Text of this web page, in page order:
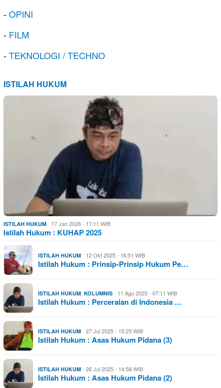
-OPINI
- FILM
-TEKNOLOGI / TECHNO
ISTILAH HUKUM
ISTILAH HUKUM 17 Jan 2026 - 17:11 WIB
Istilah Hukum : KUHAP 2025
ISTILAH HUKUM 12 Okt 2025 - 16:51 WIB
Istilah Hukum : Prinsip-Prinsip Hukum Pe…
ISTILAH HUKUM, KOLUMNIS 11 Agu 2025 - 07:11 WIB
Istilah Hukum : Perceraian di Indonesia …
ISTILAH HUKUM 27 Jul 2025 - 15:25 WIB
Istilah Hukum : Asas Hukum Pidana (3)
ISTILAH HUKUM 26 Jul 2025 - 14:58 WIB
Istilah Hukum : Asas Hukum Pidana (2)